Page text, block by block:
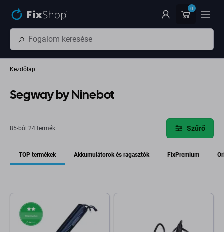
0
Kezdőlap
Segway by Ninebot
85-ból 24 termék Szűrő
TOP termékek Akkumulátorok és ragasztók FixPremium